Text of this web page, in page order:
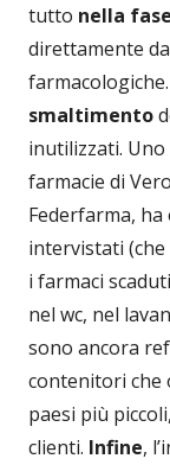
tutto nella
direttamente
smaltimento
inutilizzati.
farmacie di
Federfarma, ha
intervistati
i farmaci
nel wc, nel
sono ancora
contenitori che
paesi più
clienti. Infine,